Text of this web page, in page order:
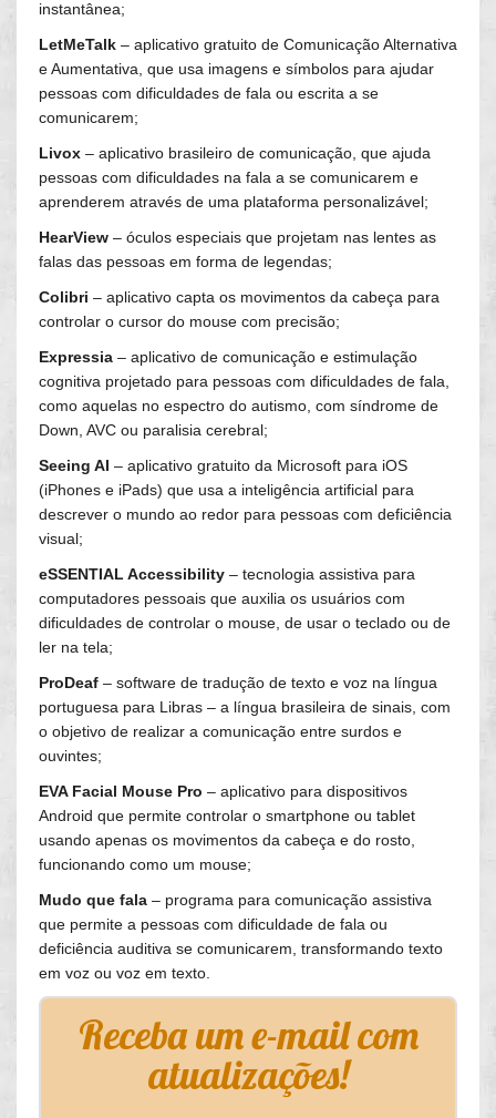
instantânea;
LetMeTalk – aplicativo gratuito de Comunicação Alternativa
e Aumentativa, que usa imagens e símbolos para ajudar
pessoas com dificuldades de fala ou escrita a se
comunicarem;
Livox – aplicativo brasileiro de comunicação, que ajuda
pessoas com dificuldades na fala a se comunicarem e
aprenderem através de uma plataforma personalizável;
HearView – óculos especiais que projetam nas lentes as
falas das pessoas em forma de legendas;
Colibri – aplicativo capta os movimentos da cabeça para
controlar o cursor do mouse com precisão;
Expressia – aplicativo de comunicação e estimulação
cognitiva projetado para pessoas com dificuldades de fala,
como aquelas no espectro do autismo, com síndrome de
Down, AVC ou paralisia cerebral;
Seeing AI – aplicativo gratuito da Microsoft para iOS
(iPhones e iPads) que usa a inteligência artificial para
descrever o mundo ao redor para pessoas com deficiência
visual;
eSSENTIAL Accessibility – tecnologia assistiva para
computadores pessoais que auxilia os usuários com
dificuldades de controlar o mouse, de usar o teclado ou de
ler na tela;
ProDeaf – software de tradução de texto e voz na língua
portuguesa para Libras – a língua brasileira de sinais, com
o objetivo de realizar a comunicação entre surdos e
ouvintes;
EVA Facial Mouse Pro – aplicativo para dispositivos
Android que permite controlar o smartphone ou tablet
usando apenas os movimentos da cabeça e do rosto,
funcionando como um mouse;
Mudo que fala – programa para comunicação assistiva
que permite a pessoas com dificuldade de fala ou
deficiência auditiva se comunicarem, transformando texto
em voz ou voz em texto.
Receba um e-mail com
atualizações!